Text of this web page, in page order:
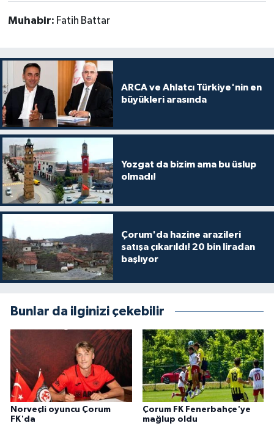
Muhabir: Fatih Battar
ARCA ve Ahlatcı Türkiye'nin en
büyükleri arasında
Yozgat da bizim ama bu üslup
olmadı!
Çorum'da hazine arazileri
satışa çıkarıldı! 20 bin liradan
başlıyor
Bunlar da ilginizi çekebilir
Norveçli oyuncu Çorum
FK'da
Çorum FK Fenerbahçe'ye
mağlup oldu